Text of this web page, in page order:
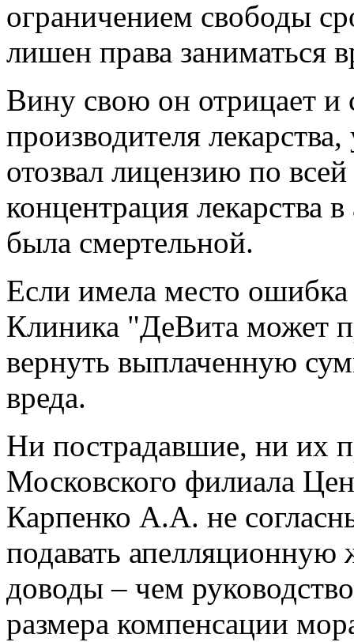
ограничением свободы
лишен права заниматься
Вину свою он отрицает и
производителя
отозвал лицензию по
концентрация лекарства
была смертельной.
Если имела место ошибка
Клиника "ДеВита может
вернуть выплаченную
вреда.
Ни пострадавшие, ни их
Московского филиала
Карпенко А.А. не
подавать
доводы – чем
размера компенсации